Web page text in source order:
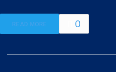
READ MORE 0